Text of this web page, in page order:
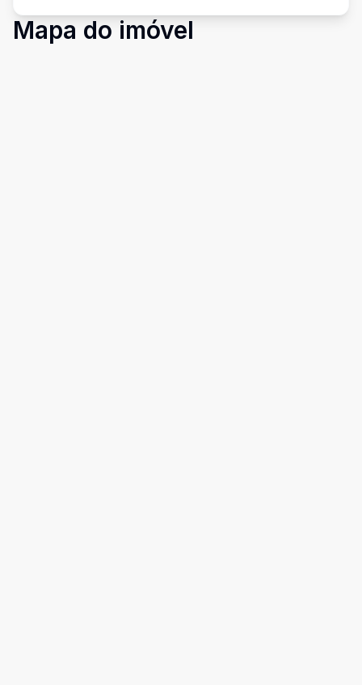
Mapa do imóvel